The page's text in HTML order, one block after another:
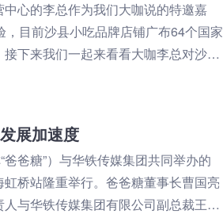
心的李总作为我们大咖说的特邀嘉
目前沙县小吃品牌店铺广布64个国家
下来我们一起来看看大咖李总对沙县
展加速度
爸糖”）与华铁传媒集团共同举办的
桥站隆重举行。爸爸糖董事长曹国亮
与华铁传媒集团有限公司副总裁王静